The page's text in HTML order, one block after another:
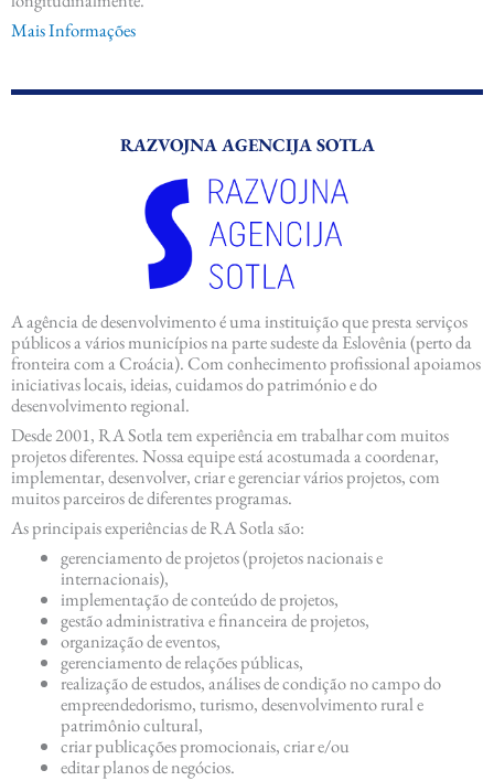
Mais Informações
RAZVOJNA AGENCIJA SOTLA
A agência de desenvolvimento é uma instituição que presta serviços
públicos a vários municípios na parte sudeste da Eslovênia (perto da
fronteira com a Croácia). Com conhecimento profissional apoiamos
iniciativas locais, ideias, cuidamos do património e do
desenvolvimento regional.
Desde 2001, RA Sotla tem experiência em trabalhar com muitos
projetos diferentes. Nossa equipe está acostumada a coordenar,
implementar, desenvolver, criar e gerenciar vários projetos, com
muitos parceiros de diferentes programas.
As principais experiências de RA Sotla são:
gerenciamento de projetos (projetos nacionais e
internacionais),
implementação de conteúdo de projetos,
gestão administrativa e financeira de projetos,
organização de eventos,
gerenciamento de relações públicas,
realização de estudos, análises de condição no campo do
empreendedorismo, turismo, desenvolvimento rural e
patrimônio cultural,
criar publicações promocionais, criar e/ou
editar planos de negócios.